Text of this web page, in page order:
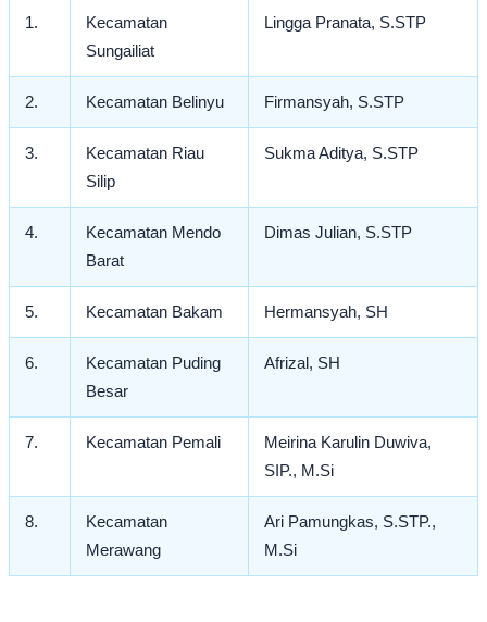
1.
Kecamatan
Sungailiat
Lingga Pranata, S.STP
2. Kecamatan Belinyu Firmansyah, S.STP
3.
Kecamatan Riau
Silip
Sukma Aditya, S.STP
4.
Kecamatan Mendo
Barat
Dimas Julian, S.STP
5. Kecamatan Bakam Hermansyah, SH
6.
Kecamatan Puding
Besar
Afrizal, SH
7. Kecamatan Pemali
Meirina Karulin Duwiva,
SIP., M.Si
8.
Kecamatan
Merawang
Ari Pamungkas, S.STP.,
M.Si